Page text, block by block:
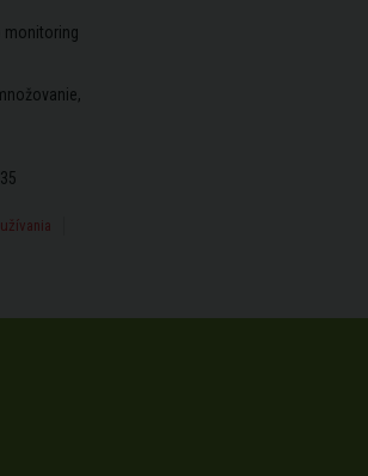
monitoring